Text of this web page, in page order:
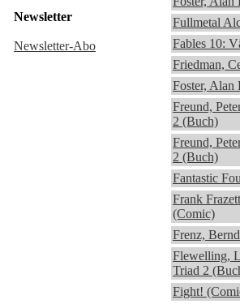
Newsletter
Newsletter-Abo
Fullmetal
Fables 10:
Friedman,
Foster, Alan
Freund,
2 (Buch)
Freund,
2 (Buch)
Fantastic
Frank
(Comic)
Frenz,
Flewelling,
Triad 2
Fight!